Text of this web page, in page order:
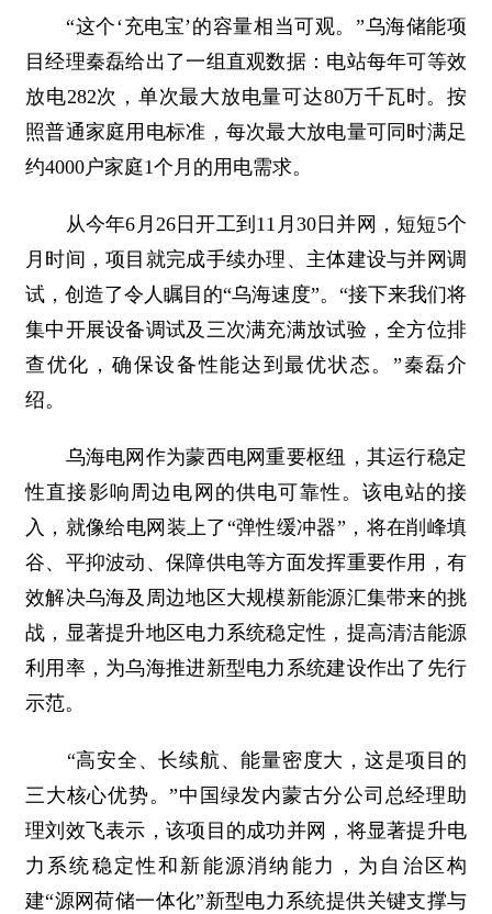
“这个‘充电宝’的容量相当可观。”乌海储能项
目经理秦磊给出了一组直观数据：电站每年可等效
放电282次，单次最大放电量可达80万千瓦时。按
照普通家庭用电标准，每次最大放电量可同时满足
约4000户家庭1个月的用电需求。
从今年6月26日开工到11月30日并网，短短5个
月时间，项目就完成手续办理、主体建设与并网调
试，创造了令人瞩目的“乌海速度”。“接下来我们将
集中开展设备调试及三次满充满放试验，全方位排
查优化，确保设备性能达到最优状态。”秦磊介
绍。
乌海电网作为蒙西电网重要枢纽，其运行稳定
性直接影响周边电网的供电可靠性。该电站的接
入，就像给电网装上了“弹性缓冲器”，将在削峰填
谷、平抑波动、保障供电等方面发挥重要作用，有
效解决乌海及周边地区大规模新能源汇集带来的挑
战，显著提升地区电力系统稳定性，提高清洁能源
利用率，为乌海推进新型电力系统建设作出了先行
示范。
“高安全、长续航、能量密度大，这是项目的
三大核心优势。”中国绿发内蒙古分公司总经理助
理刘效飞表示，该项目的成功并网，将显著提升电
力系统稳定性和新能源消纳能力，为自治区构
建“源网荷储一体化”新型电力系统提供关键支撑与